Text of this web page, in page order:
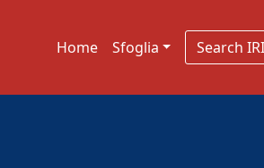
Home Sfoglia